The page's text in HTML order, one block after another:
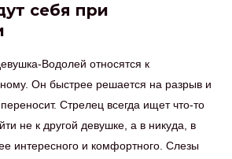
себя при
Водолей относятся к
Он быстрее решается на разрыв и
Стрелец всегда ищет что-то
не к другой девушке, а в никуда, в
интересного и комфортного. Слезы